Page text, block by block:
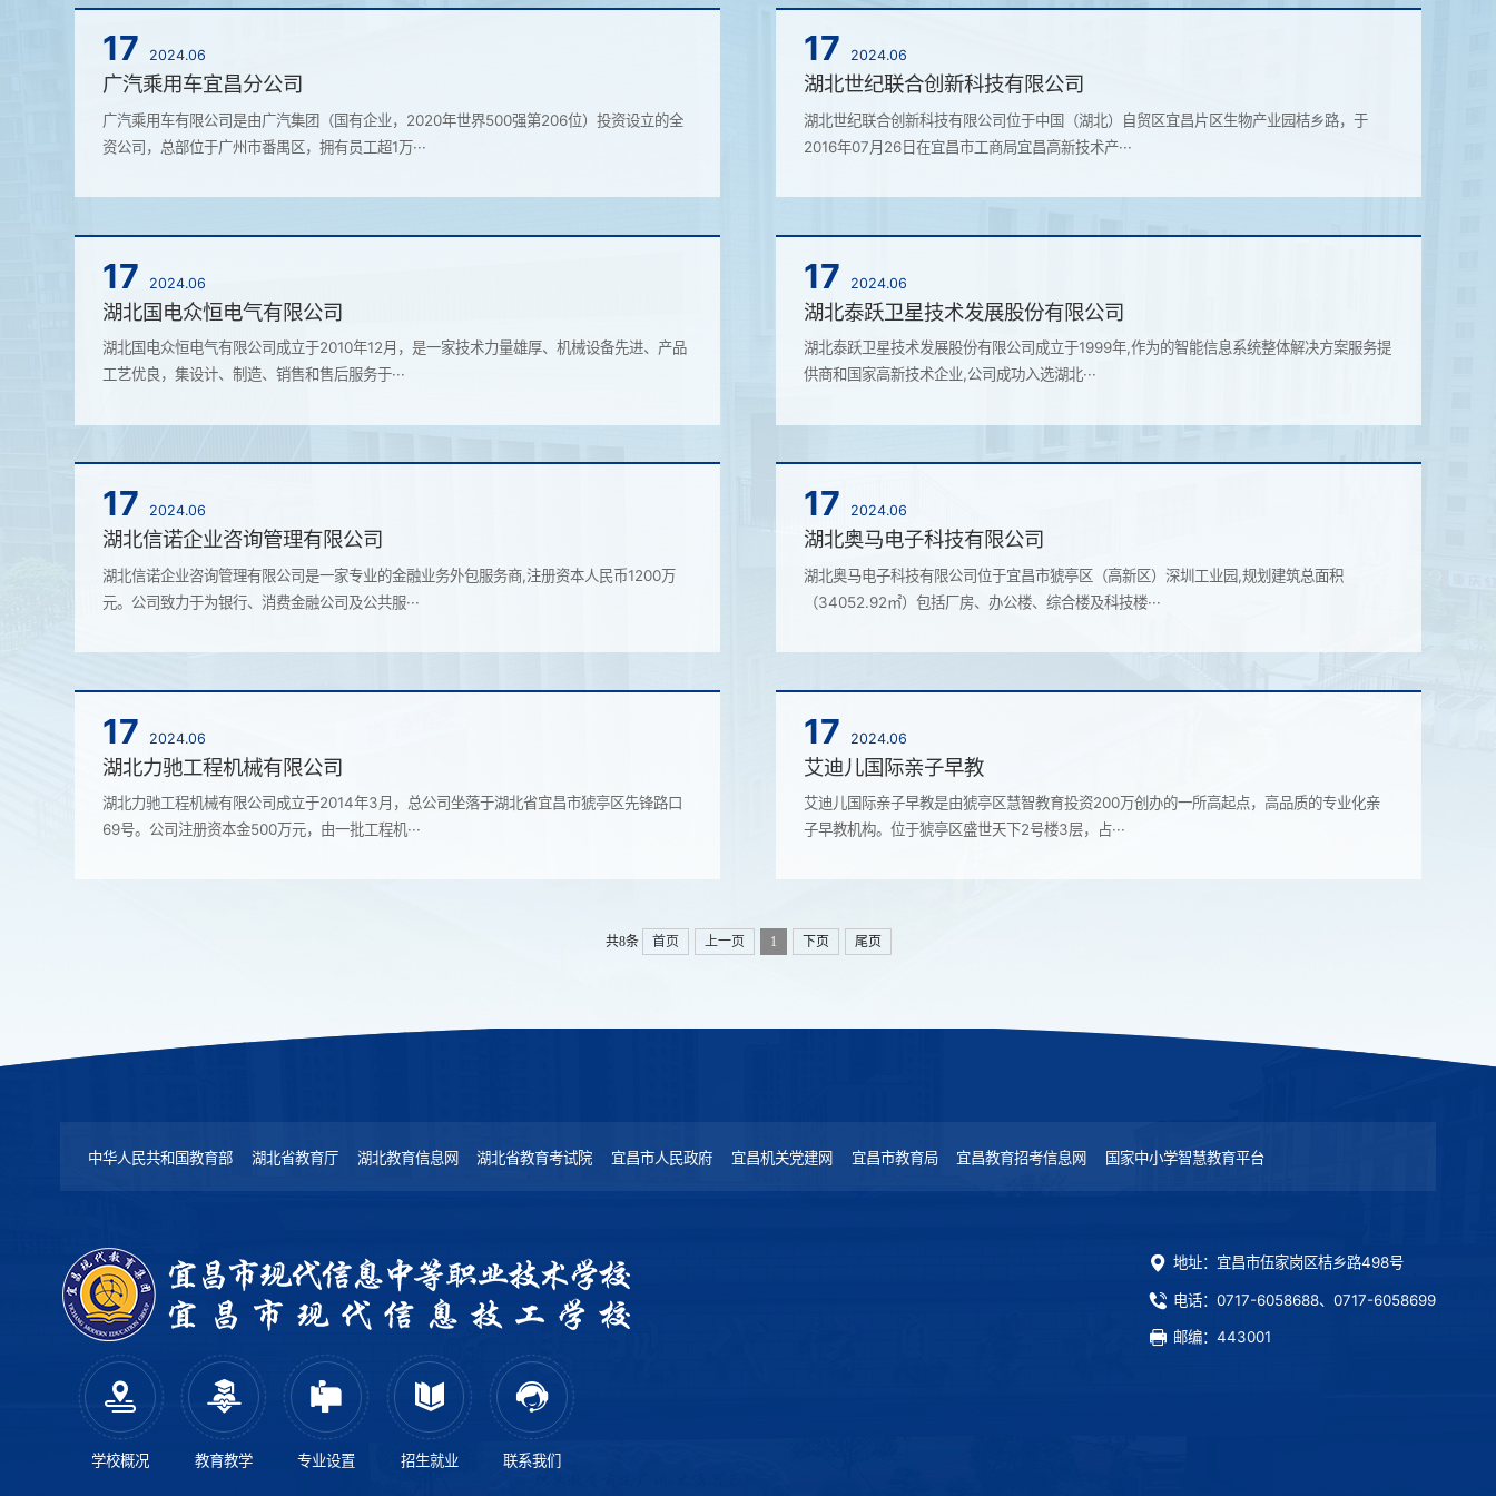
17 2024.06
广汽乘用车宜昌分公司
广汽乘用车有限公司是由广汽集团（国有企业，2020年世界500强第206位）投资设立的全
资公司，总部位于广州市番禺区，拥有员工超1万···
17 2024.06
湖北世纪联合创新科技有限公司
湖北世纪联合创新科技有限公司位于中国（湖北）自贸区宜昌片区生物产业园桔乡路，于
2016年07月26日在宜昌市工商局宜昌高新技术产···
17 2024.06
湖北国电众恒电气有限公司
湖北国电众恒电气有限公司成立于2010年12月，是一家技术力量雄厚、机械设备先进、产品
工艺优良，集设计、制造、销售和售后服务于···
17 2024.06
湖北泰跃卫星技术发展股份有限公司
湖北泰跃卫星技术发展股份有限公司成立于1999年,作为的智能信息系统整体解决方案服务提
供商和国家高新技术企业,公司成功入选湖北···
17 2024.06
湖北信诺企业咨询管理有限公司
湖北信诺企业咨询管理有限公司是一家专业的金融业务外包服务商,注册资本人民币1200万
元。公司致力于为银行、消费金融公司及公共服···
17 2024.06
湖北奥马电子科技有限公司
湖北奥马电子科技有限公司位于宜昌市猇亭区（高新区）深圳工业园,规划建筑总面积
（34052.92㎡）包括厂房、办公楼、综合楼及科技楼···
17 2024.06
湖北力驰工程机械有限公司
湖北力驰工程机械有限公司成立于2014年3月，总公司坐落于湖北省宜昌市猇亭区先锋路口
69号。公司注册资本金500万元，由一批工程机···
17 2024.06
艾迪儿国际亲子早教
艾迪儿国际亲子早教是由猇亭区慧智教育投资200万创办的一所高起点，高品质的专业化亲
子早教机构。位于猇亭区盛世天下2号楼3层，占···
共8条 首页 上一页 1 下页 尾页
中华人民共和国教育部 湖北省教育厅 湖北教育信息网 湖北省教育考试院 宜昌市人民政府 宜昌机关党建网 宜昌市教育局 宜昌教育招考信息网 国家中小学智慧教育平台
地址：宜昌市伍家岗区桔乡路498号
电话：0717-6058688、0717-6058699
邮编：443001
学校概况 教育教学 专业设置 招生就业 联系我们